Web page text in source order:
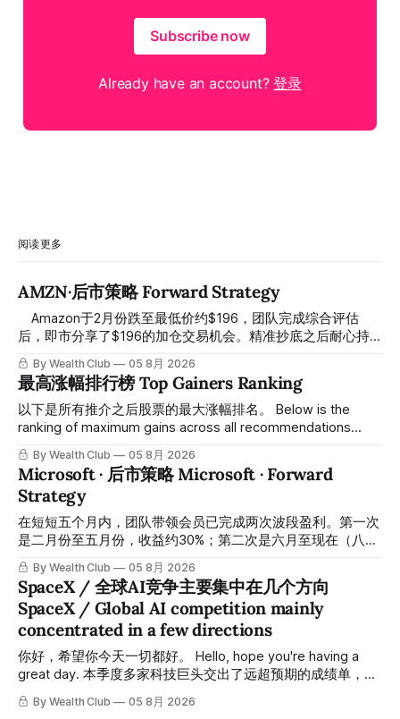
Subscribe now
Already have an account?登录
阅读更多
AMZN·后市策略 Forward Strategy
后，即市分享了$196的加仓交易机会。精准抄底之后耐心持
有至今，最近几天股价拉升至最高约$287，成功突破历史新
高，约5个月涨幅达46%。团队经常提醒，机会是留给有耐心
的投资者的。 Amazon fell to a low of approximately $196 in
February. After completing a comprehensive assessment,
the team shared the $196 accumulation opportunity in real
holding, the stock has recently rallied
By Wealth Club 05 8月 2026
最高涨幅排行榜 Top Gainers Ranking
以下是所有推介之后股票的最大涨幅排名。 Below is the
ranking of maximum gains across all recommendations
since inclusion. 统计区间为2025年11月1日至2026年7月12
日。所有推介的入场价、目标价及推介日期，均在对应期数
「交易机会」文章发布时同步公开，时间戳可完整溯源，付费
会员随时可交叉核实。 The tracking period covers
November 1, 2025 to July 12, 2026. All entry prices, price
targets, and recommendation dates were published
By Wealth Club 05 8月 2026
Microsoft · 后市策略 Microsoft · Forward
Strategy
在短短五个月内，团队带领会员已完成两次波段盈利。第一次
是二月份至五月份，收益约30%；第二次是六月至现在（八月
初），短短两个月收益约45%。今天股价最高升到过$499。
In just five months, the team has led members through two
rounds of swing-trade gains. The first, from February to
May, delivered approximately 30% returns. The second,
from June to now (early August), delivered approximately
45% returns in just two
By Wealth Club 05 8月 2026
SpaceX / 全球AI竞争主要集中在几个方向
SpaceX / Global AI competition mainly
concentrated in a few directions
你好，希望你今天一切都好。 Hello, hope you're having a
great day. 本季度多家科技巨头交出了远超预期的成绩单，从
云计算到航天基础设施，AI浪潮正在以惊人的速度重塑整个产
业格局。以下为本期市场简报，涵盖微软财报解读、SpaceX
By Wealth Club 05 8月 2026